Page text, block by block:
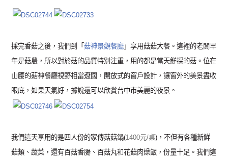
採完香菇之後，我們到「菇神景觀餐廳 」享用菇菇大餐。這裡的老闆早
年是菇農，所以對於菇的品質特別注重，用的都是當天鮮採的菇。位在
山腰的菇神餐廳視野相當遼闊，開放式的窗戶設計，讓窗外的美景盡收
眼底，如果天氣好，據說還可以欣賞台中市美麗的夜景。
我們這天享用的是四人份的家傳菇菇鍋(1400元/桌)，不但有各種新鮮
菇類、蔬菜，還有百菇香腸、百菇丸和花菇肉燥飯，份量十足。我們這